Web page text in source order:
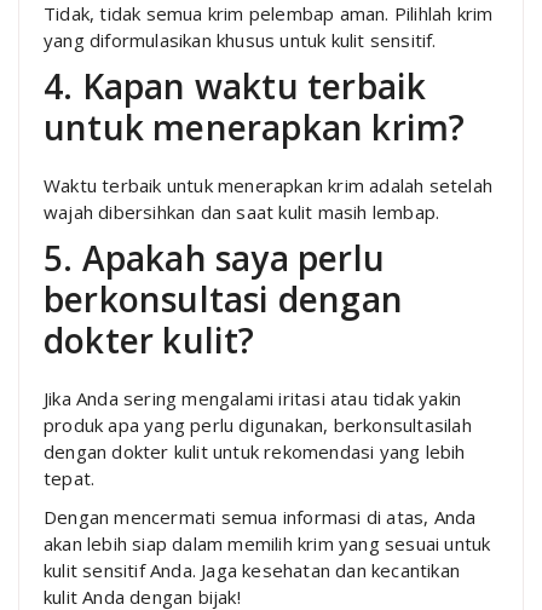
Tidak, tidak semua krim pelembap aman. Pilihlah krim
yang diformulasikan khusus untuk kulit sensitif.
4. Kapan waktu terbaik
untuk menerapkan krim?
Waktu terbaik untuk menerapkan krim adalah setelah
wajah dibersihkan dan saat kulit masih lembap.
5. Apakah saya perlu
berkonsultasi dengan
dokter kulit?
Jika Anda sering mengalami iritasi atau tidak yakin
produk apa yang perlu digunakan, berkonsultasilah
dengan dokter kulit untuk rekomendasi yang lebih
tepat.
Dengan mencermati semua informasi di atas, Anda
akan lebih siap dalam memilih krim yang sesuai untuk
kulit sensitif Anda. Jaga kesehatan dan kecantikan
kulit Anda dengan bijak!